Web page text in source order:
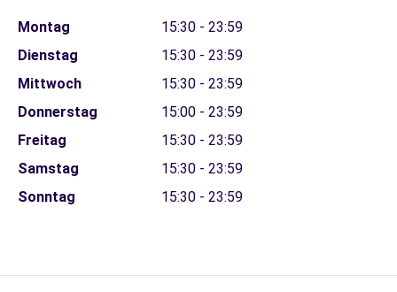
Montag
15:30 - 23:59
Dienstag
15:30 - 23:59
Mittwoch
15:30 - 23:59
Donnerstag
15:00 - 23:59
Freitag
15:30 - 23:59
Samstag
15:30 - 23:59
Sonntag
15:30 - 23:59